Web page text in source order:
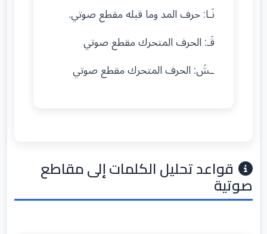
نَـا: حرف المد وما قبله مقطع صوتي.
قَـ: الحرف المتحرك مقطع صوتي
ـشَ: الحرف المتحرك مقطع صوتي
قواعد تحليل الكلمات إلى مقاطع
صوتية